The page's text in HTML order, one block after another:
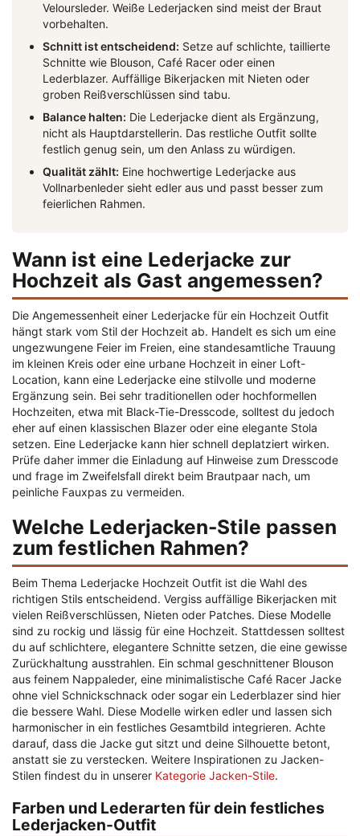
Veloursleder. Weiße Lederjacken sind meist der Braut
vorbehalten.
Schnitt ist entscheidend: Setze auf schlichte, taillierte
Schnitte wie Blouson, Café Racer oder einen
Lederblazer. Auffällige Bikerjacken mit Nieten oder
groben Reißverschlüssen sind tabu.
Balance halten: Die Lederjacke dient als Ergänzung,
nicht als Hauptdarstellerin. Das restliche Outfit sollte
festlich genug sein, um den Anlass zu würdigen.
Qualität zählt: Eine hochwertige Lederjacke aus
Vollnarbenleder sieht edler aus und passt besser zum
feierlichen Rahmen.
Wann ist eine Lederjacke zur
Hochzeit als Gast angemessen?
Die Angemessenheit einer Lederjacke für ein Hochzeit Outfit
hängt stark vom Stil der Hochzeit ab. Handelt es sich um eine
ungezwungene Feier im Freien, eine standesamtliche Trauung
im kleinen Kreis oder eine urbane Hochzeit in einer Loft-
Location, kann eine Lederjacke eine stilvolle und moderne
Ergänzung sein. Bei sehr traditionellen oder hochformellen
Hochzeiten, etwa mit Black-Tie-Dresscode, solltest du jedoch
eher auf einen klassischen Blazer oder eine elegante Stola
setzen. Eine Lederjacke kann hier schnell deplatziert wirken.
Prüfe daher immer die Einladung auf Hinweise zum Dresscode
und frage im Zweifelsfall direkt beim Brautpaar nach, um
peinliche Fauxpas zu vermeiden.
Welche Lederjacken-Stile passen
zum festlichen Rahmen?
Beim Thema Lederjacke Hochzeit Outfit ist die Wahl des
richtigen Stils entscheidend. Vergiss auffällige Bikerjacken mit
vielen Reißverschlüssen, Nieten oder Patches. Diese Modelle
sind zu rockig und lässig für eine Hochzeit. Stattdessen solltest
du auf schlichtere, elegantere Schnitte setzen, die eine gewisse
Zurückhaltung ausstrahlen. Ein schmal geschnittener Blouson
aus feinem Nappaleder, eine minimalistische Café Racer Jacke
ohne viel Schnickschnack oder sogar ein Lederblazer sind hier
die bessere Wahl. Diese Modelle wirken edler und lassen sich
harmonischer in ein festliches Gesamtbild integrieren. Achte
darauf, dass die Jacke gut sitzt und deine Silhouette betont,
anstatt sie zu verstecken. Weitere Inspirationen zu Jacken-
Stilen findest du in unserer Kategorie Jacken-Stile.
Farben und Lederarten für dein festliches
Lederjacken-Outfit